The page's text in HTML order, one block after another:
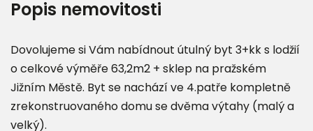
Popis nemovitosti
Dovolujeme si Vám nabídnout útulný byt 3+kk s lodžií
o celkové výměře 63,2m2 + sklep na pražském
Jižním Městě. Byt se nachází ve 4.patře kompletně
zrekonstruovaného domu se dvěma výtahy (malý a
velký).